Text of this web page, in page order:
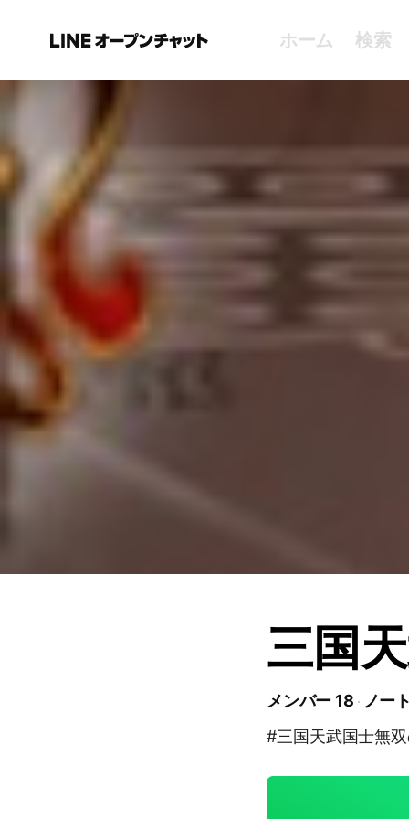
ホーム 検索
三国
メンバー 18
ノー
#三国天武国士無